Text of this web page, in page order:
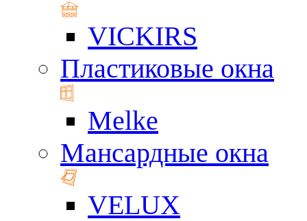
VICKIRS
Пластиковые окна
Melke
Мансардные окна
VELUX